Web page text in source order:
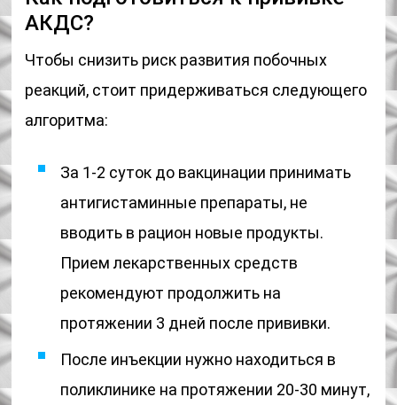
АКДС?
Чтобы снизить риск развития побочных
реакций, стоит придерживаться следующего
алгоритма:
За 1-2 суток до вакцинации принимать
антигистаминные препараты, не
вводить в рацион новые продукты.
Прием лекарственных средств
рекомендуют продолжить на
протяжении 3 дней после прививки.
После инъекции нужно находиться в
поликлинике на протяжении 20-30 минут,